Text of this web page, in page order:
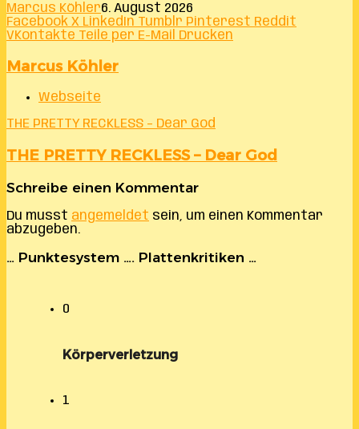
Marcus Köhler6. August 2026
Facebook X LinkedIn Tumblr Pinterest Reddit
VKontakte Teile per E-Mail Drucken
Marcus Köhler
Webseite
THE PRETTY RECKLESS – Dear God
THE PRETTY RECKLESS – Dear God
Schreibe einen Kommentar
Du musst angemeldet sein, um einen Kommentar
abzugeben.
… Punktesystem …. Plattenkritiken …
0
Körperverletzung
1